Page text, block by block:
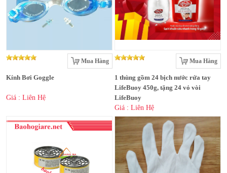
Mua Hàng
Kính Bơi Goggle
Giá : Liên Hệ
Mua Hàng
1 thùng gồm 24 bịch nước rửa tay
LifeBuoy 450g, tặng 24 vỏ vòi
LifeBuoy
Giá : Liên Hệ